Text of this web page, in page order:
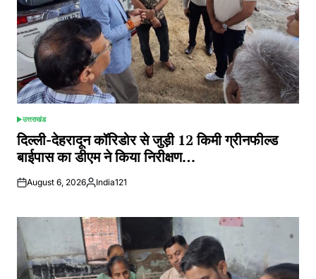
POSTED
IN
उत्तराखंड
दिल्ली-देहरादून कॉरिडोर से जुड़ी 12 किमी ग्रीनफील्ड
बाईपास का डीएम ने किया निरीक्षण…
August 6, 2026Posted
India121